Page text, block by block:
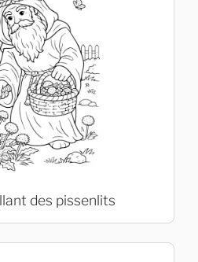
des pissenlits